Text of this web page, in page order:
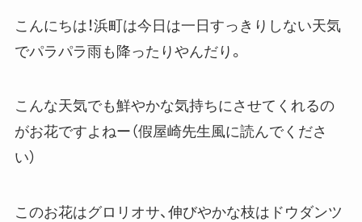
こんにちは！浜町は今日は一日すっきりしない天気
でパラパラ雨も降ったりやんだり。
こんな天気でも鮮やかな気持ちにさせてくれるの
がお花ですよねー（假屋崎先生風に読んでくださ
い）
このお花はグロリオサ、伸びやかな枝はドウダンツ